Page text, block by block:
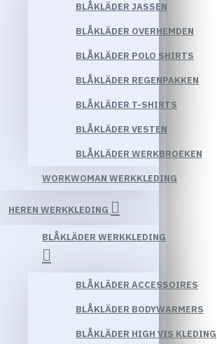
BLÅKLÄDER JASSEN
BLÅKLÄDER OVERHEMDEN
BLÅKLÄDER POLO SHIRTS
BLÅKLÄDER REGENPAKKEN
BLÅKLÄDER T-SHIRTS
BLÅKLÄDER VESTEN
BLÅKLÄDER WERKBROEKEN
WORKWOMAN WERKKLEDING
HEREN WERKKLEDING
BLÅKLÄDER WERKKLEDING
BLÅKLÄDER ACCESSOIRES
BLÅKLÄDER BODYWARMERS
BLÅKLÄDER HIGH VIS KLEDING